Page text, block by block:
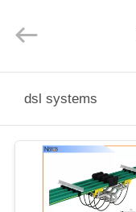
СТРАНИЦА
ПРОДУКТЫ
Eqiupment
Co.,Ltd..
Reserved.
dsl systems